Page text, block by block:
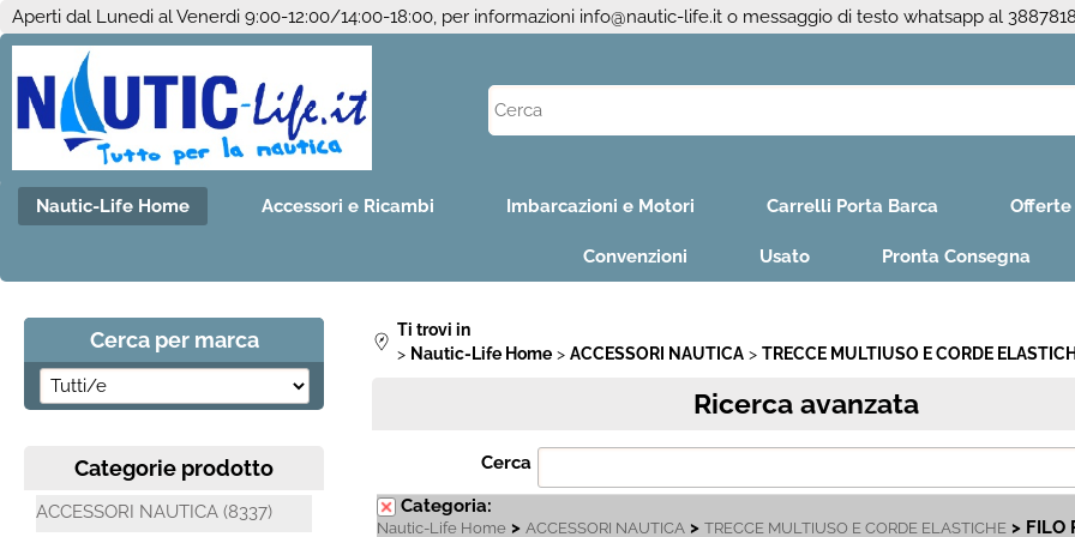
Aperti dal Lunedi al Venerdi 9:00-12:00/14:00-18:00, per informazioni info@nautic-life.it o messaggio di testo whatsapp al
Per
Nautic-Life Home Accessori e Ricambi Imbarcazioni e Motori Carrelli Porta Barca Offerte
Convenzioni Usato Pronta Consegna
Cerca per marca
Categorie prodotto
ACCESSORI NAUTICA (8337)
Ti trovi in
Nautic-Life Home
ACCESSORI NAUTICA TRECCE MULTIUSO E CORDE
Ricerca avanzata
Cerca
Categoria:
Nautic-Life Home > ACCESSORI NAUTICA > TRECCE MULTIUSO E CORDE ELASTICHE > FILO